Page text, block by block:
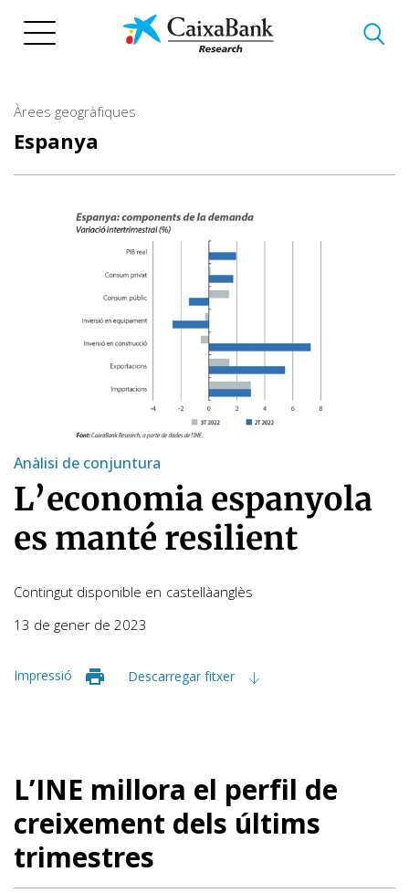
Àrees geogràfiques
Espanya
Anàlisi de conjuntura
L’economia espanyola
es manté resilient
Contingut disponible en castellàanglès
13 de gener de 2023
Impressió Descarregar fitxer
L’INE millora el perfil de
creixement dels últims
trimestres